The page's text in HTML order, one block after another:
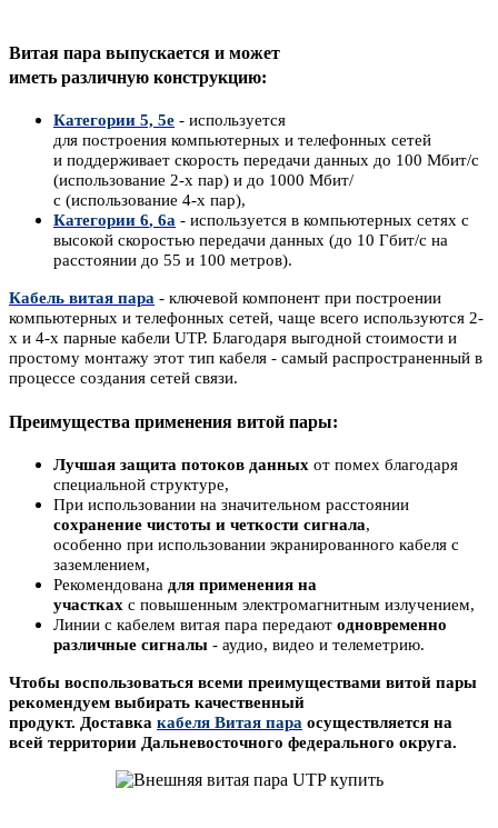
Витая пара выпускается и может
иметь различную конструкцию:
Категории 5, 5е - используется
для построения компьютерных и телефонных сетей
и поддерживает скорость передачи данных до 100 Мбит/с
(использование 2-х пар) и до 1000 Мбит/
с (использование 4-х пар),
Категории 6, 6a - используется в компьютерных сетях с
высокой скоростью передачи данных (до 10 Гбит/с на
расстоянии до 55 и 100 метров).
Кабель витая пара - ключевой компонент при построении
компьютерных и телефонных сетей, чаще всего используются 2-
х и 4-х парные кабели UTP. Благодаря выгодной стоимости и
простому монтажу этот тип кабеля - самый распространенный в
процессе создания сетей связи.
Преимущества применения витой пары:
Лучшая защита потоков данных от помех благодаря
специальной структуре,
При использовании на значительном расстоянии
сохранение чистоты и четкости сигнала,
особенно при использовании экранированного кабеля с
заземлением,
Рекомендована для применения на
участках с повышенным электромагнитным излучением,
Линии с кабелем витая пара передают одновременно
различные сигналы - аудио, видео и телеметрию.
Чтобы воспользоваться всеми преимуществами витой пары
рекомендуем выбирать качественный
продукт. Доставка кабеля Витая пара осуществляется на
всей территории Дальневосточного федерального округа.